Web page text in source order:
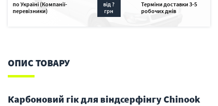
по Україні (Компанії-
перевізники)
від ?
грн
Терміни доставки 3-5
робочих днів
ОПИС ТОВАРУ
Карбоновий гік для віндсерфінгу Chinook